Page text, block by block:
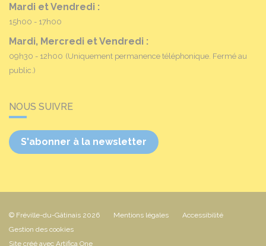
Mardi et Vendredi :
15h00 - 17h00
Mardi, Mercredi et Vendredi :
09h30 - 12h00 (Uniquement permanence téléphonique. Fermé au
public.)
NOUS SUIVRE
S'abonner à la newsletter
© Fréville-du-Gâtinais 2026 Mentions légales
Accessibilité
Gestion des cookies
Site créé avec Artifica One